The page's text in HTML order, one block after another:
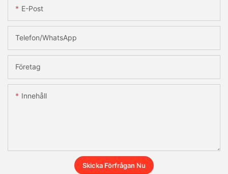
E-Post
Telefon/whatsApp
Företag
Innehåll
Skicka Förfrågan Nu